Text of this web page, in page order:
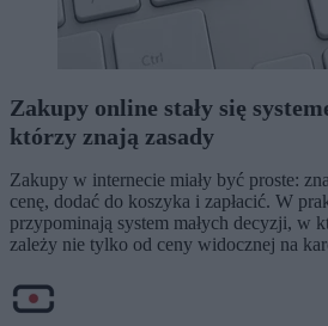
Zakupy online stały się
którzy znają zasady
Zakupy w internecie miały być proste:
cenę, dodać do koszyka i zapłacić. W
przypominają system małych decyzji, w
zależy nie tylko od ceny widocznej na